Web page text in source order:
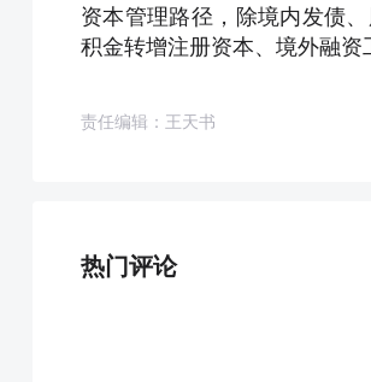
资本管理路径，除境内发债
积金转增注册资本、境外融
责任编辑：王天书
热门评论